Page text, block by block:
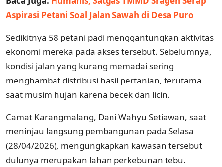
Aspirasi Petani Soal Jalan Sawah di Desa Puro
Sedikitnya 58 petani padi menggantungkan aktivitas
ekonomi mereka pada akses tersebut. Sebelumnya,
kondisi jalan yang kurang memadai sering
menghambat distribusi hasil pertanian, terutama
saat musim hujan karena becek dan licin.
Camat Karangmalang, Dani Wahyu Setiawan, saat
meninjau langsung pembangunan pada Selasa
(28/04/2026), mengungkapkan kawasan tersebut
dulunya merupakan lahan perkebunan tebu.